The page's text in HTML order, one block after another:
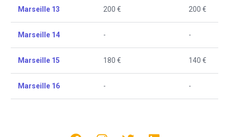
Marseille 13 200 € 200 €
Marseille 14 - -
Marseille 15 180 € 140 €
Marseille 16 - -